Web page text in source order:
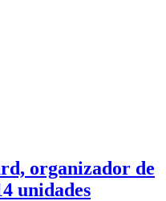
organizador de
unidades